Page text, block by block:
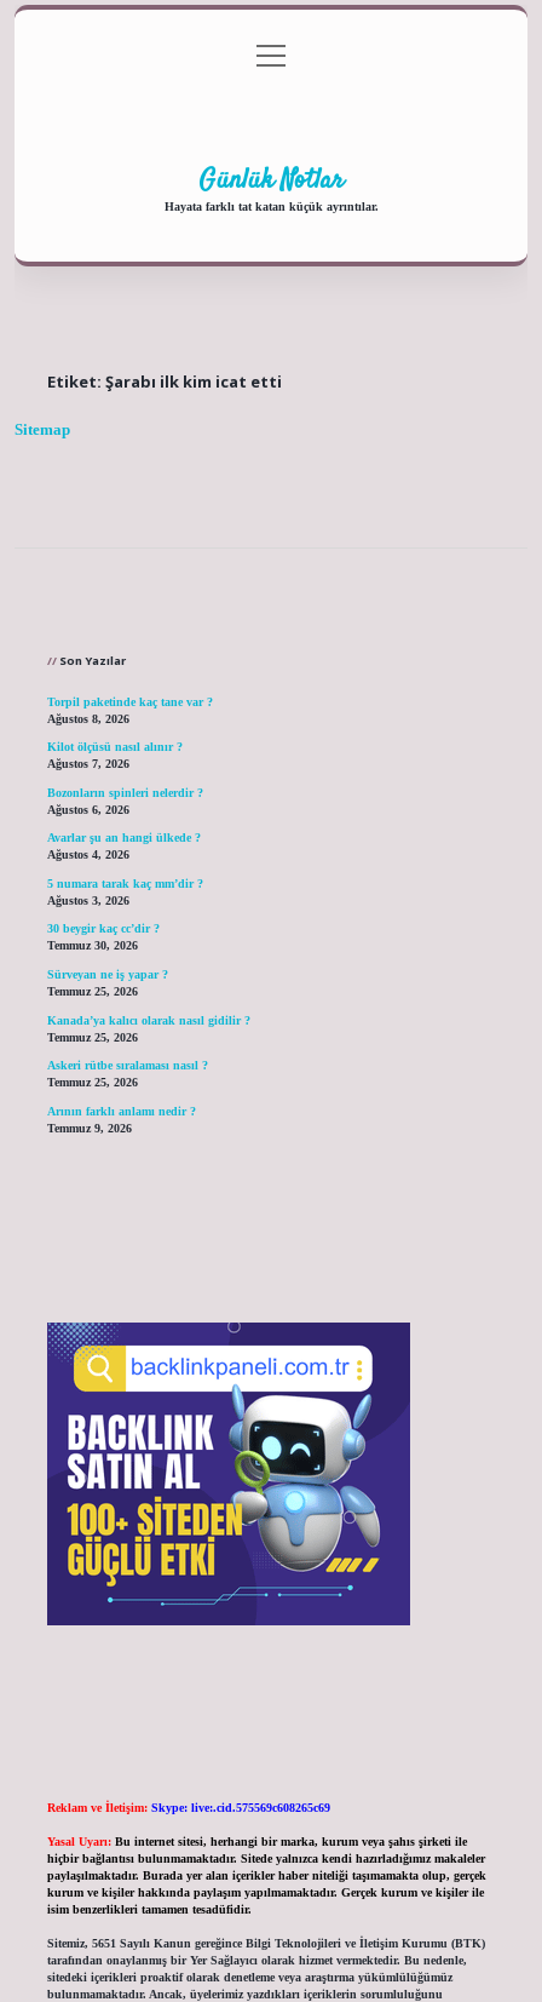
Gizlilik Politikası
menüyü
aç
Günlük Notlar
Hayata farklı tat katan küçük ayrıntılar.
Etiket: Şarabı ilk kim icat etti
Sitemap
Son Yazılar
Torpil paketinde kaç tane var ?
Ağustos 8, 2026
Kilot ölçüsü nasıl alınır ?
Ağustos 7, 2026
Bozonların spinleri nelerdir ?
Ağustos 6, 2026
Avarlar şu an hangi ülkede ?
Ağustos 4, 2026
5 numara tarak kaç mm’dir ?
Ağustos 3, 2026
30 beygir kaç cc’dir ?
Temmuz 30, 2026
Sürveyan ne iş yapar ?
Temmuz 25, 2026
Kanada’ya kalıcı olarak nasıl gidilir ?
Temmuz 25, 2026
Askeri rütbe sıralaması nasıl ?
Temmuz 25, 2026
Arının farklı anlamı nedir ?
Temmuz 9, 2026
Reklam ve İletişim: Skype: live:.cid.575569c608265c69
Yasal Uyarı: Bu internet sitesi, herhangi bir marka, kurum veya şahıs şirketi ile
hiçbir bağlantısı bulunmamaktadır. Sitede yalnızca kendi hazırladığımız makaleler
paylaşılmaktadır. Burada yer alan içerikler haber niteliği taşımamakta olup, gerçek
kurum ve kişiler hakkında paylaşım yapılmamaktadır. Gerçek kurum ve kişiler ile
isim benzerlikleri tamamen tesadüfidir.
Sitemiz, 5651 Sayılı Kanun gereğince Bilgi Teknolojileri ve İletişim Kurumu (BTK)
tarafından onaylanmış bir Yer Sağlayıcı olarak hizmet vermektedir. Bu nedenle,
sitedeki içerikleri proaktif olarak denetleme veya araştırma yükümlülüğümüz
bulunmamaktadır. Ancak, üyelerimiz yazdıkları içeriklerin sorumluluğunu